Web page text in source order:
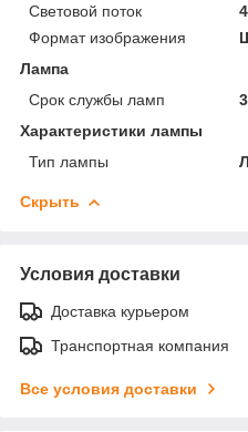
Световой поток
Формат изображения
Лампа
Срок службы ламп
Характеристики лампы
Тип лампы
Скрыть
Условия доставки
Доставка курьером
Транспортная компания
Все условия доставки